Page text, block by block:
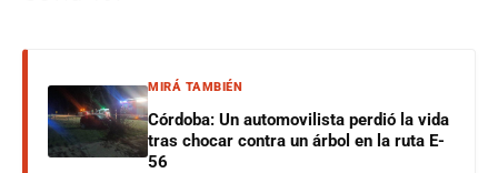
MIRÁ TAMBIÉN
Córdoba: Un automovilista perdió la vida
tras chocar contra un árbol en la ruta E-
56